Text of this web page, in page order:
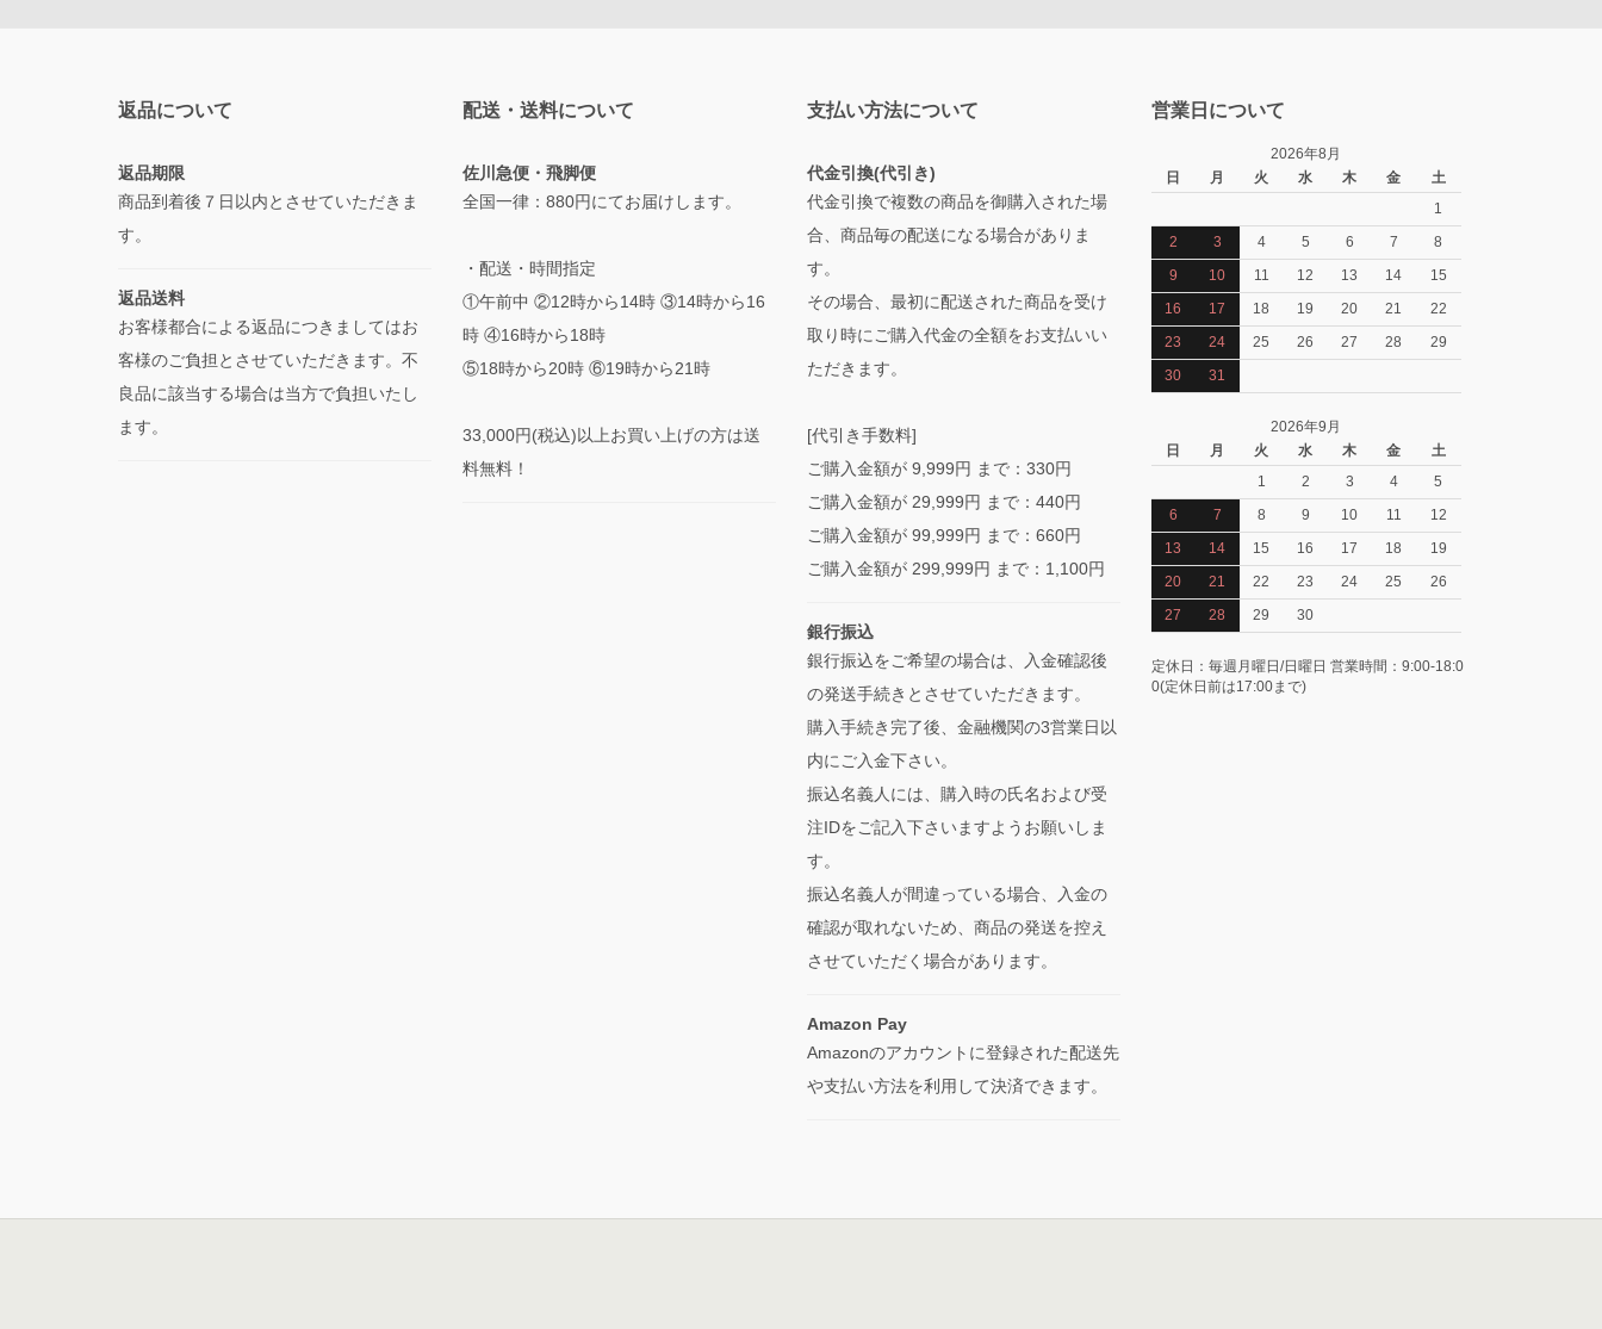
返品について
返品期限
商品到着後７日以内とさせていただきま
す。
返品送料
お客様都合による返品につきましてはお
客様のご負担とさせていただきます。不
良品に該当する場合は当方で負担いたし
ます。
配送・送料について
佐川急便・飛脚便
全国一律：880円にてお届けします。
・配送・時間指定
①午前中 ②12時から14時 ③14時から16
時 ④16時から18時
⑤18時から20時 ⑥19時から21時
33,000円(税込)以上お買い上げの方は送
料無料！
支払い方法について
代金引換(代引き)
代金引換で複数の商品を御購入された場
合、商品毎の配送になる場合がありま
す。
その場合、最初に配送された商品を受け
取り時にご購入代金の全額をお支払いい
ただきます。
[代引き手数料]
ご購入金額が 9,999円 まで：330円
ご購入金額が 29,999円 まで：440円
ご購入金額が 99,999円 まで：660円
ご購入金額が 299,999円 まで：1,100円
銀行振込
銀行振込をご希望の場合は、入金確認後
の発送手続きとさせていただきます。
購入手続き完了後、金融機関の3営業日以
内にご入金下さい。
振込名義人には、購入時の氏名および受
注IDをご記入下さいますようお願いしま
す。
振込名義人が間違っている場合、入金の
確認が取れないため、商品の発送を控え
させていただく場合があります。
Amazon Pay
Amazonのアカウントに登録された配送先
や支払い方法を利用して決済できます。
営業日について
2026年8月
日
月 火 水 木 金
土
1
2
3 4 5 6 7
8
9
10 11 12 13 14
15
16
17 18 19 20 21
22
23
24 25 26 27 28
29
30
31
2026年9月
日
月 火 水 木 金
土
1
2 3 4
5
6
7 8 9 10 11
12
13
14 15 16 17 18
19
20
21 22 23 24 25
26
27
28 29 30
定休日：毎週月曜日/日曜日 営業時間：9:00-18:0
0(定休日前は17:00まで)